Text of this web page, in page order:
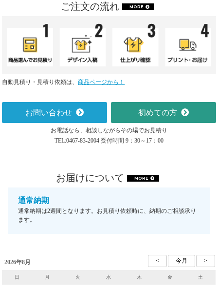
ご注文の流れ MORE
自動見積り・見積り依頼は、商品ページから！
お問い合わせ 初めての方
お電話なら、相談しながらその場でお見積り
TEL:0467-83-2004 受付時間 9：30～17：00
お届けについて MORE
通常納期
通常納期は2週間となります。お見積り依頼時に、納期のご相談承り
ます。
2026年8月
日 月 火 水 木 金 土